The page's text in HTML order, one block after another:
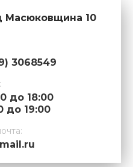
Масюковщина 10
3068549
до 18:00
до 19:00